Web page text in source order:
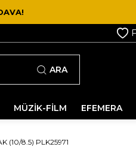
ARA
MÜZİK-FİLM EFEMERA
(10/8.5) PLK25971